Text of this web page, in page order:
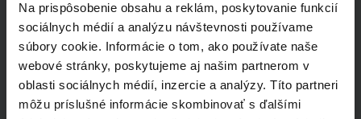
Na prispôsobenie obsahu a reklám, poskytovanie funkcií
sociálnych médií a analýzu návštevnosti používame
súbory cookie. Informácie o tom, ako používate naše
webové stránky, poskytujeme aj našim partnerom v
oblasti sociálnych médií, inzercie a analýzy. Títo partneri
môžu príslušné informácie skombinovať s ďalšími
5 kandidátov
490 € bez DPH
Superior
10 kandidátov
890 €